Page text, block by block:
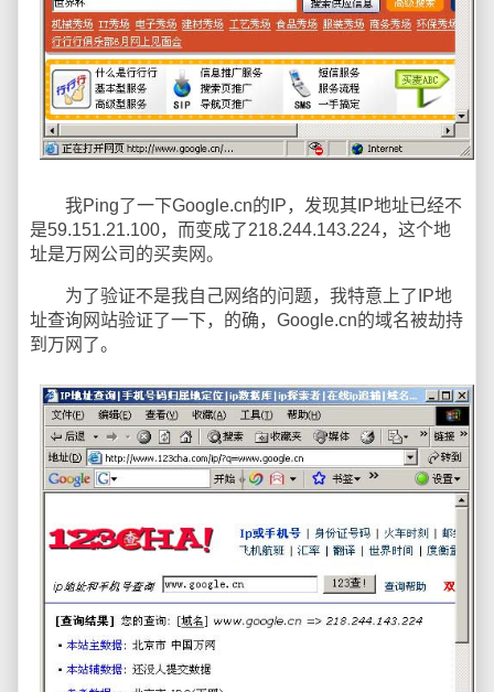
我Ping了一下Google.cn的IP，发现其IP地址已经不
是59.151.21.100，而变成了218.244.143.224，这个地
址是万网公司的买卖网。
为了验证不是我自己网络的问题，我特意上了IP地
址查询网站验证了一下，的确，Google.cn的域名被劫持
到万网了。